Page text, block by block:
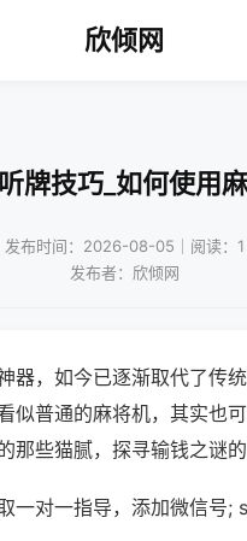
欣倾网
牌技巧_如何使用
发布时间：2026-08-05｜阅读：1
发布者：欣倾网
器，如今已逐渐取代了传
似普通的麻将机，其实也
些猫腻，探寻输钱之谜的
一对一指导，添加微信号;